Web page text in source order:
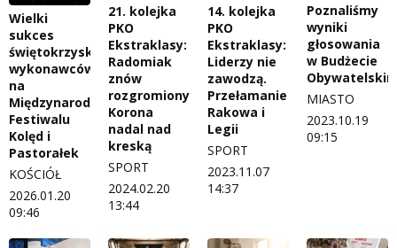
Wielki
sukces
świętokrzyskich
wykonawców
na
Międzynarodowym
Festiwalu
Kolęd i
Pastorałek
KOŚCIÓŁ
2026.01.20
09:46
21. kolejka
PKO
Ekstraklasy:
Radomiak
znów
rozgromiony.
Korona
nadal nad
kreską
SPORT
2024.02.20
13:44
14. kolejka
PKO
Ekstraklasy:
Liderzy nie
zawodzą.
Przełamanie
Rakowa i
Legii
SPORT
2023.11.07
14:37
Poznaliśmy
wyniki
głosowania
w Budżecie
MIASTO
2023.10.19
09:15